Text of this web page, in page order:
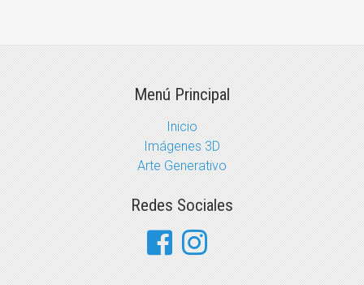
Menú Principal
Inicio
Imágenes 3D
Arte Generativo
Redes Sociales